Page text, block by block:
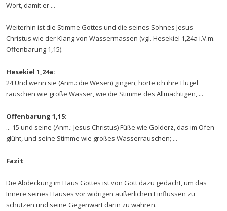
Wort, damit er ...
Weiterhin ist die Stimme Gottes und die seines Sohnes Jesus
Christus wie der Klang von Wassermassen (vgl. Hesekiel 1,24a i.V.m.
Offenbarung 1,15).
Hesekiel 1,24a:
24 Und wenn sie (Anm.: die Wesen) gingen, hörte ich ihre Flügel
rauschen wie große Wasser, wie die Stimme des Allmächtigen, ...
Offenbarung 1,15:
... 15 und seine (Anm.: Jesus Christus) Füße wie Golderz, das im Ofen
glüht, und seine Stimme wie großes Wasserrauschen; ...
Fazit
Die Abdeckung im Haus Gottes ist von Gott dazu gedacht, um das
Innere seines Hauses vor widrigen äußerlichen Einflüssen zu
schützen und seine Gegenwart darin zu wahren.